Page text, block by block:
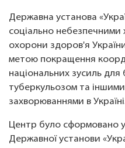
Державна установа
соціально небезпечними
охорони здоров'я
метою покращення
національних зусиль для
туберкульозом та
захворюваннями в
Центр було сформовано у
Державної установи